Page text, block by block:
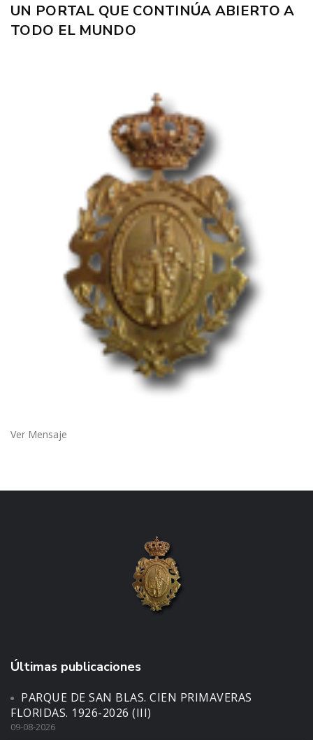
UN PORTAL QUE CONTINÚA ABIERTO A
TODO EL MUNDO
Ver Mensaje
Últimas publicaciones
PARQUE DE SAN BLAS. CIEN PRIMAVERAS
FLORIDAS. 1926-2026 (III)
09-08-2026